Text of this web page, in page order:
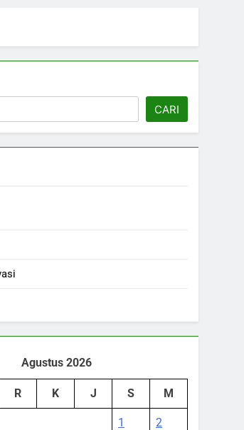
CARI
Agustus 2026
R K J S M
1 2